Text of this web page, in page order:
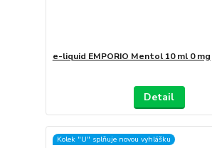
e-liquid EMPORIO Mentol 10 ml 0 mg
Detail
Kolek "U" splňuje novou vyhlášku